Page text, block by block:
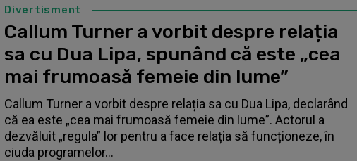
Divertisment
Callum Turner a vorbit despre relația
sa cu Dua Lipa, spunând că este „cea
mai frumoasă femeie din lume”
Callum Turner a vorbit despre relația sa cu Dua Lipa, declarând
că ea este „cea mai frumoasă femeie din lume”. Actorul a
dezvăluit „regula” lor pentru a face relația să funcționeze, în
ciuda programelor...